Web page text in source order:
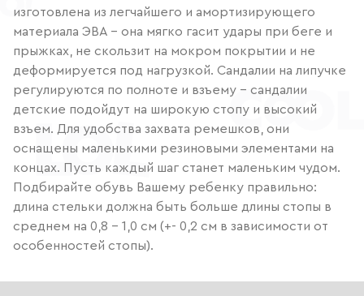
изготовлена из легчайшего и амортизирующего
материала ЭВА – она мягко гасит удары при беге и
прыжках, не скользит на мокром покрытии и не
деформируется под нагрузкой. Сандалии на липучке
регулируются по полноте и взъему – сандалии
детские подойдут на широкую стопу и высокий
взъем. Для удобства захвата ремешков, они
оснащены маленькими резиновыми элементами на
концах. Пусть каждый шаг станет маленьким чудом.
Подбирайте обувь Вашему ребенку правильно:
длина стельки должна быть больше длины стопы в
среднем на 0,8 – 1,0 см (+- 0,2 см в зависимости от
особенностей стопы).